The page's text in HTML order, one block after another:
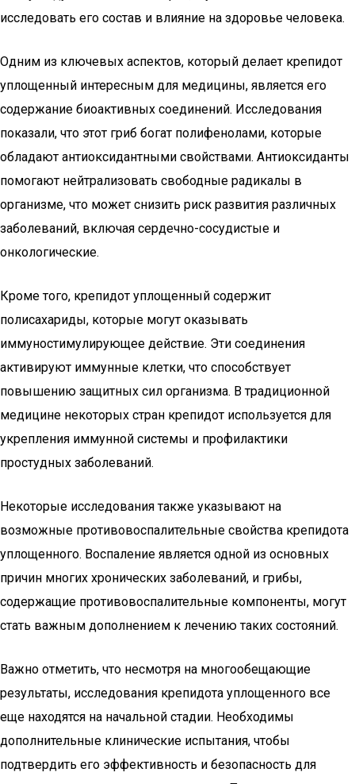
исследовать его состав и влияние на здоровье человека.
Одним из ключевых аспектов, который делает крепидот
уплощенный интересным для медицины, является его
содержание биоактивных соединений. Исследования
показали, что этот гриб богат полифенолами, которые
обладают антиоксидантными свойствами. Антиоксиданты
помогают нейтрализовать свободные радикалы в
организме, что может снизить риск развития различных
заболеваний, включая сердечно-сосудистые и
онкологические.
Кроме того, крепидот уплощенный содержит
полисахариды, которые могут оказывать
иммуностимулирующее действие. Эти соединения
активируют иммунные клетки, что способствует
повышению защитных сил организма. В традиционной
медицине некоторых стран крепидот используется для
укрепления иммунной системы и профилактики
простудных заболеваний.
Некоторые исследования также указывают на
возможные противовоспалительные свойства крепидота
уплощенного. Воспаление является одной из основных
причин многих хронических заболеваний, и грибы,
содержащие противовоспалительные компоненты, могут
стать важным дополнением к лечению таких состояний.
Важно отметить, что несмотря на многообещающие
результаты, исследования крепидота уплощенного все
еще находятся на начальной стадии. Необходимы
дополнительные клинические испытания, чтобы
подтвердить его эффективность и безопасность для